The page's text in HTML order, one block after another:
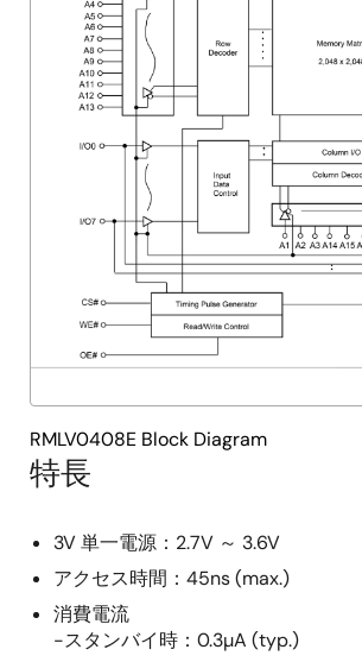
特長
3V 単一電源：2.7V ～ 3.6V
アクセス時間：45ns (max.)
消費電流
-スタンバイ時：0.3µA (typ.)
RMLV0408E Block Diagram